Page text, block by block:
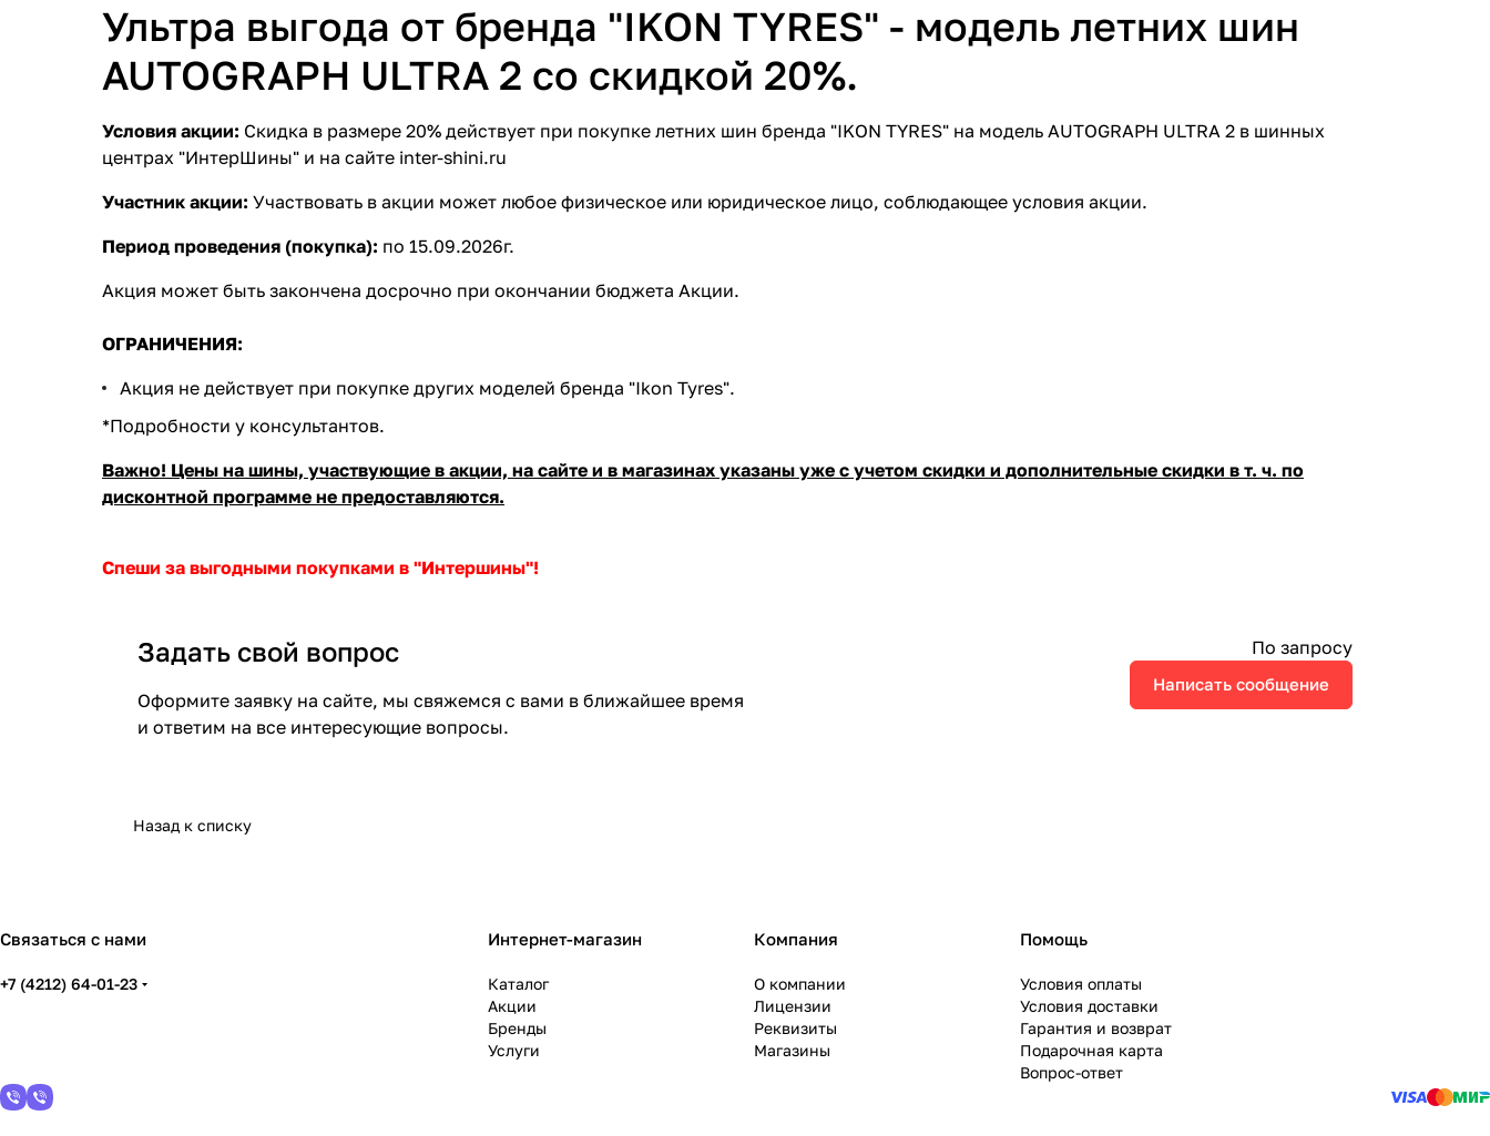
Ультра выгода от бренда "IKON TYRES" - модель летних шин
AUTOGRAPH ULTRA 2 со скидкой 20%.
Условия акции: Скидка в размере 20% действует при покупке летних шин бренда "IKON TYRES" на модель AUTOGRAPH ULTRA 2 в шинных
центрах "ИнтерШины" и на сайте inter-shini.ru
Участник акции: Участвовать в акции может любое физическое или юридическое лицо, соблюдающее условия акции.
Период проведения (покупка): по 15.09.2026г.
Акция может быть закончена досрочно при окончании бюджета Акции.
ОГРАНИЧЕНИЯ:
Акция не действует при покупке других моделей бренда "Ikon Tyres".
*Подробности у консультантов.
Важно! Цены на шины, участвующие в акции, на сайте и в магазинах указаны уже с учетом скидки и дополнительные скидки в т. ч. по
дисконтной программе не предоставляются.
Спеши за выгодными покупками в "Интершины"!
Задать свой вопрос
Оформите заявку на сайте, мы свяжемся с вами в ближайшее время
и ответим на все интересующие вопросы.
По запросу
Написать сообщение
Назад к списку
Связаться с нами
+7 (4212) 64-01-23
Интернет-магазин
Каталог
Акции
Бренды
Услуги
Компания
О компании
Лицензии
Реквизиты
Магазины
Помощь
Условия оплаты
Условия доставки
Гарантия и возврат
Подарочная карта
Вопрос-ответ